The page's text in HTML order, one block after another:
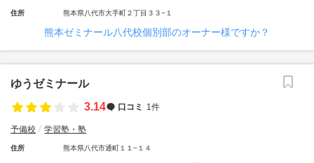
住所 熊本県八代市大手町２丁目３３−１
熊本ゼミナール八代校個別部のオーナー様ですか？
ゆうゼミナール
3.14
口コミ 1件
予備校 学習塾・塾
住所 熊本県八代市通町１１−１４